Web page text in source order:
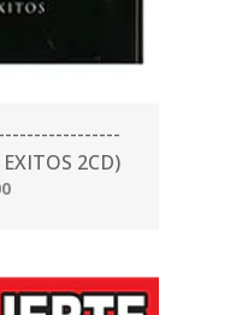
2CD)